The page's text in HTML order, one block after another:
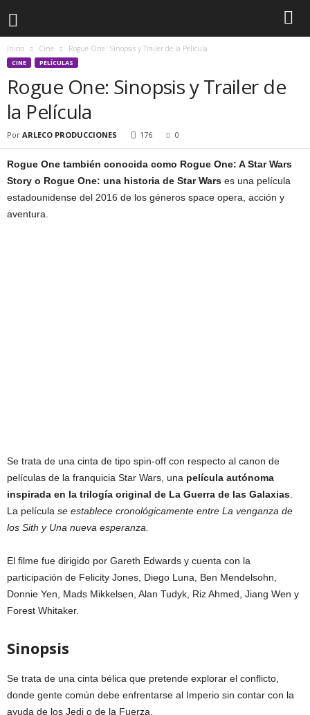
Inicio Cine Rogue One: Sinopsis y Trailer de la Película
CINE PELÍCULAS
Rogue One: Sinopsis y Trailer de
la Película
Por ARLECO PRODUCCIONES 176 0
Rogue One también conocida como Rogue One: A Star Wars
Story o Rogue One: una historia de Star Wars es una película
estadounidense del 2016 de los géneros space opera, acción y
aventura.
Se trata de una cinta de tipo spin-off con respecto al canon de
películas de la franquicia Star Wars, una película autónoma
inspirada en la trilogía original de La Guerra de las Galaxias
La película se establece cronológicamente entre La venganza de
los Sith y Una nueva esperanza.
El filme fue dirigido por Gareth Edwards y cuenta con la
participación de Felicity Jones, Diego Luna, Ben Mendelsohn,
Donnie Yen, Mads Mikkelsen, Alan Tudyk, Riz Ahmed, Jiang Wen y
Forest Whitaker.
Sinopsis
Se trata de una cinta bélica que pretende explorar el conflicto,
donde gente común debe enfrentarse al Imperio sin contar con la
ayuda de los Jedi o de la Fuerza.